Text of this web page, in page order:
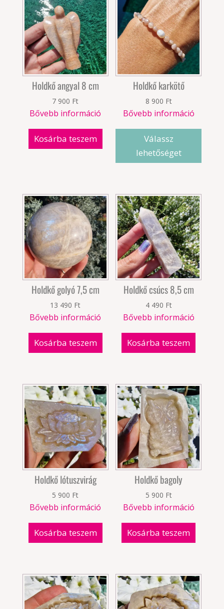
Holdkő angyal 8 cm
7 900 Ft
Bővebb információ
Kosárba teszem
Holdkő karkötő
8 900 Ft
Bővebb információ
Válassz
lehetőséget
Holdkő golyó 7,5 cm
13 490 Ft
Bővebb információ
Kosárba teszem
Holdkő csúcs 8,5 cm
4 490 Ft
Bővebb információ
Kosárba teszem
Holdkő lótuszvirág
5 900 Ft
Bővebb információ
Kosárba teszem
Holdkő bagoly
5 900 Ft
Bővebb információ
Kosárba teszem